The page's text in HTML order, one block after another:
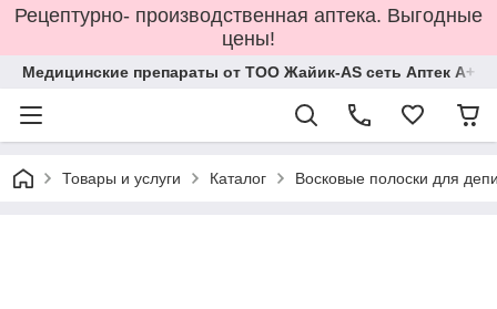
Рецептурно- производственная аптека. Выгодные
цены!
Медицинские препараты от ТОО Жайик-AS сеть Аптек А+
Товары и услуги Каталог Восковые полоски для